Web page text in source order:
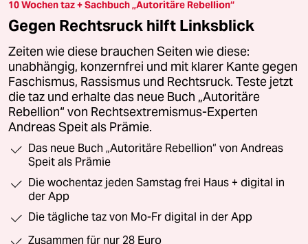
10 Wochen taz + Sachbuch „Autoritäre Rebellion“
Gegen Rechtsruck hilft Linksblick
Zeiten wie diese brauchen Seiten wie diese:
unabhängig, konzernfrei und mit klarer Kante gegen
Faschismus, Rassismus und Rechtsruck. Teste jetzt
die taz und erhalte das neue Buch „Autoritäre
Rebellion“ von Rechtsextremismus-Experten
Andreas Speit als Prämie.
Das neue Buch „Autoritäre Rebellion“ von Andreas
Speit als Prämie
Die wochentaz jeden Samstag frei Haus + digital in
der App
Die tägliche taz von Mo-Fr digital in der App
Zusammen für nur 28 Euro